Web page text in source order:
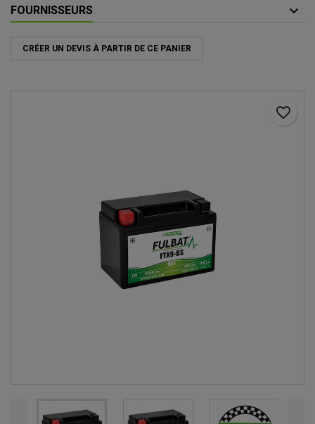
FOURNISSEURS
CRÉER UN DEVIS À PARTIR DE CE PANIER
favorite_border